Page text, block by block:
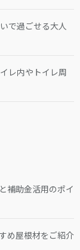
で過ごせる大人
レ内やトイレ周
補助金活用のポイ
め屋根材をご紹介